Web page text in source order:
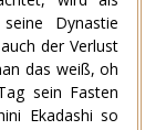
Dynastie
der Verlust
das weiß, oh
sein Fasten
Ekadashi so